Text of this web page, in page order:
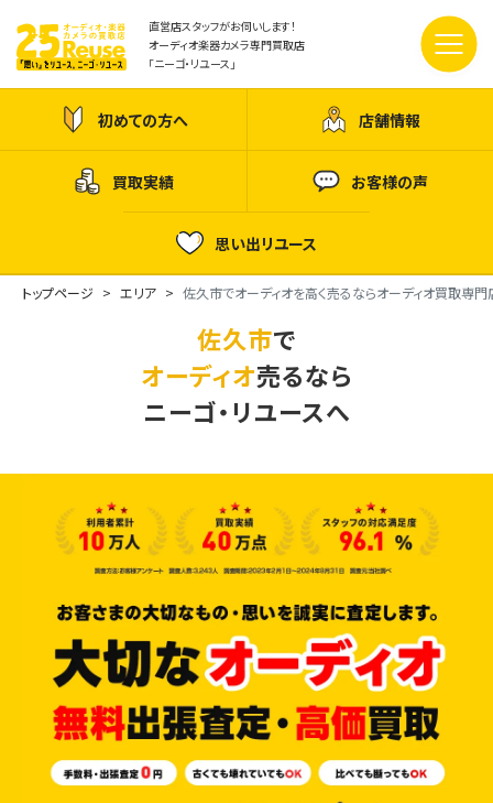
直営店スタッフがお伺いします！
オーディオ楽器カメラ専門買取店
「ニーゴ・リユース」
初めての方へ 店舗情報
買取実績 お客様の声
思い出リユース
トップページ エリア 佐久市でオーディオを高く売るならオーディオ買取専門
佐久市で
オーディオ売るなら
ニーゴ・リユースへ